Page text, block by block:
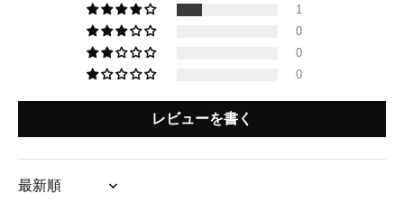
1
0
0
0
レビューを書く
Sort by